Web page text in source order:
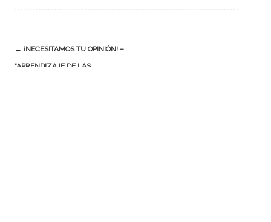
← ¡NECESITAMOS TU OPINIÓN! –
“APRENDIZAJE DE LAS